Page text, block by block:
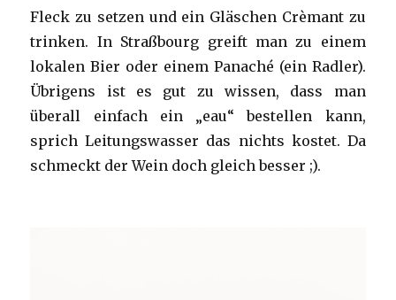
Fleck zu setzen und ein Gläschen Crèmant zu
trinken. In Straßbourg greift man zu einem
lokalen Bier oder einem Panaché (ein Radler).
Übrigens ist es gut zu wissen, dass man
überall einfach ein „eau“ bestellen kann,
sprich Leitungswasser das nichts kostet. Da
schmeckt der Wein doch gleich besser ;).